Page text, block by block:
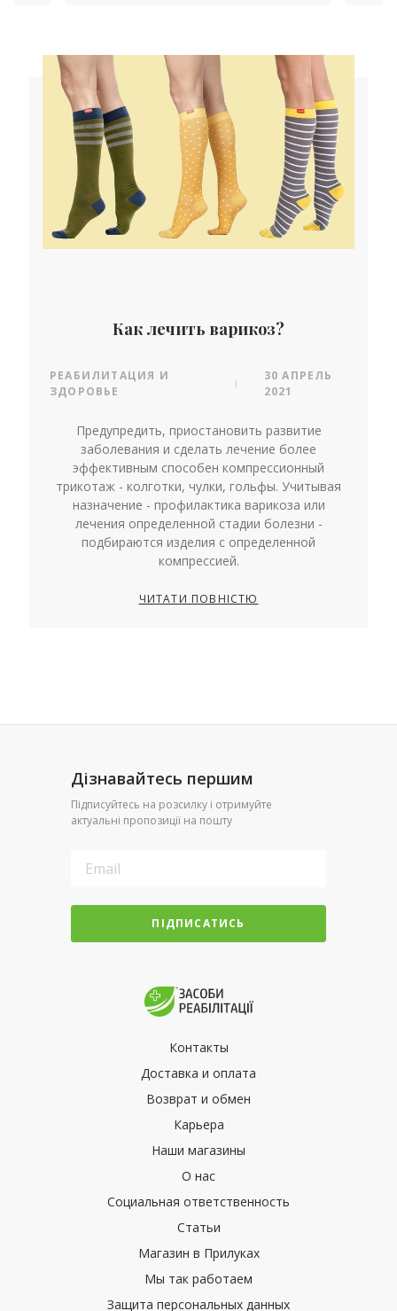
Как лечить варикоз?
РЕАБИЛИТАЦИЯ И
ЗДОРОВЬЕ
30 АПРЕЛЬ
2021
Предупредить, приостановить развитие
заболевания и сделать лечение более
эффективным способен компрессионный
трикотаж - колготки, чулки, гольфы. Учитывая
назначение - профилактика варикоза или
лечения определенной стадии болезни -
подбираются изделия с определенной
компрессией.
ЧИТАТИ ПОВНІСТЮ
Дізнавайтесь першим
Підписуйтесь на розсилку і отримуйте
актуальні пропозиції на пошту
ПІДПИСАТИСЬ
Контакты
Доставка и оплата
Возврат и обмен
Карьера
Наши магазины
О нас
Социальная ответственность
Статьи
Магазин в Прилуках
Мы так работаем
Защита персональных данных